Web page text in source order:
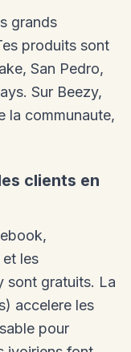
grands
produits sont
San Pedro,
Sur Beezy,
la communaute,
clients en
les
sont gratuits. La
accelere les
pour